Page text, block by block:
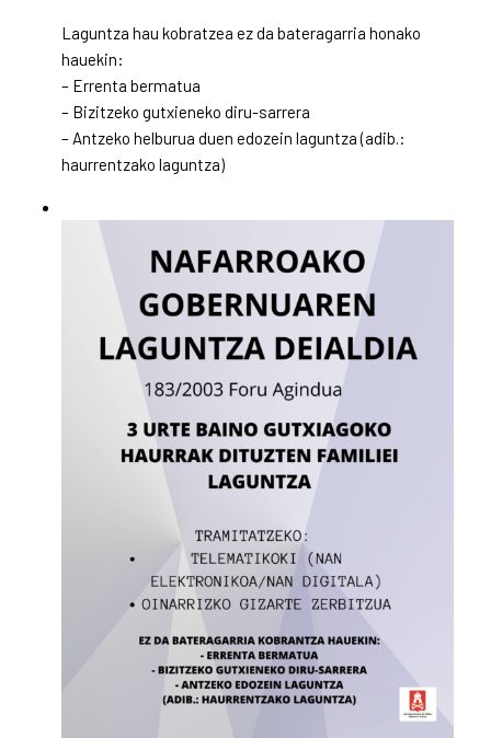
Laguntza hau kobratzea ez da bateragarria honako
hauekin:
– Errenta bermatua
– Bizitzeko gutxieneko diru-sarrera
– Antzeko helburua duen edozein laguntza (adib.:
haurrentzako laguntza)